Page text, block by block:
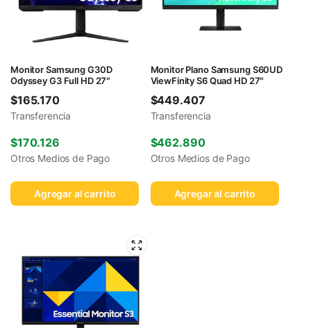
Monitor Samsung G30D
Odyssey G3 Full HD 27″
$165.170
Transferencia
$170.126
Otros Medios de Pago
Agregar al carrito
Monitor Plano Samsung S60UD
ViewFinity S6 Quad HD 27″
$449.407
Transferencia
$462.890
Otros Medios de Pago
Agregar al carrito